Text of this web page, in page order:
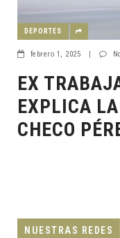
DEPORTES
febrero 1, 2025
EX
EXPLICA
CHECO
NUESTRAS REDES